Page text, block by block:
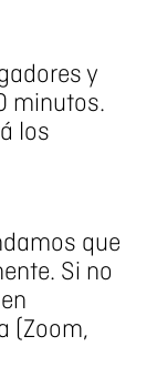
y
minutos.
los
que
Si no
(Zoom,